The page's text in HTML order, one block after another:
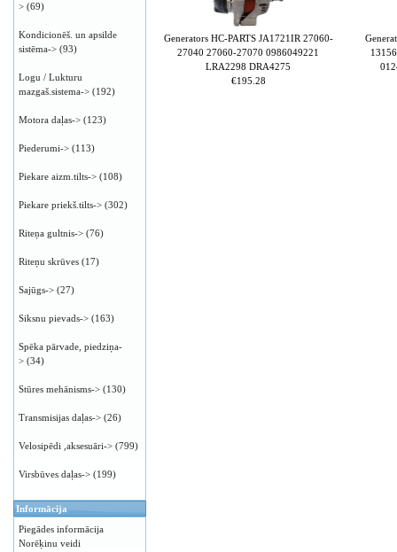
Generators HC-PARTS JA1721IR 27060-
27040 27060-27070 0986049221
LRA2298 DRA4275
€195.28
> (69)
Kondicionēš. un apsilde
sistēma-> (93)
Logu / Lukturu
mazgaš.sistema-> (192)
Motora daļas-> (123)
Piederumi-> (113)
Piekare aizm.tilts-> (108)
Piekare priekš.tilts-> (302)
Riteņa gultnis-> (76)
Riteņu skrūves (17)
Sajūgs-> (27)
Siksnu pievads-> (163)
Spēka pārvade, piedziņa-
> (34)
Stūres mehānisms-> (130)
Transmisijas daļas-> (26)
Velosipēdi ,aksesuāri-> (799)
Virsbūves daļas-> (199)
Informācija
Piegādes informācija
Norēķinu veidi